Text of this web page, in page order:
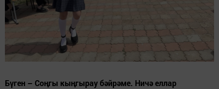
Бүген – Соңгы кыңгырау бәйрәме. Ничә еллар